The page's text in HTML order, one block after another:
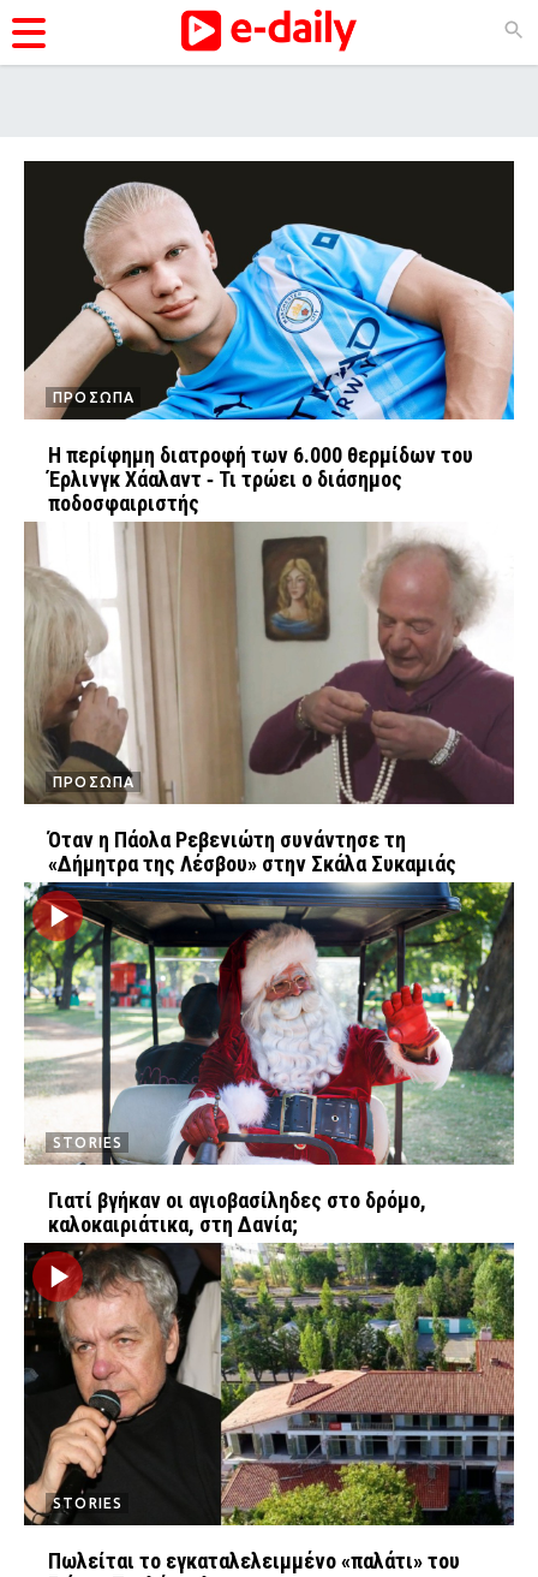
Ειδήσεις
Θέματα
Videos
Podcasts
Viral
Life
City Guide
Pop Culture
Agenda
FEEDS
Πάσχα Eurovision
Retro Summer
OMG LOL
A-List LGBTQI+
Xmas
LIFE
Food
Body+Mind
Ταξίδια
Style
Σπίτι
Family
Σχέσεις
AGENDA
Agenda
Επιλογές
Εισιτήρια
Θέματα - Σελίδα 9
ΠΡΟΣΩΠΑ
Η περίφημη διατροφή των 6.000 θερμίδων του
Έρλινγκ Χάαλαντ ‑ Τι τρώει ο διάσημος
ποδοσφαιριστής
ΠΡΟΣΩΠΑ
Όταν η Πάολα Ρεβενιώτη συνάντησε τη
«Δήμητρα της Λέσβου» στην Σκάλα Συκαμιάς
STORIES
Γιατί βγήκαν οι αγιοβασίληδες στο δρόμο,
καλοκαιριάτικα, στη Δανία;
STORIES
Πωλείται το εγκαταλελειμμένο «παλάτι» του